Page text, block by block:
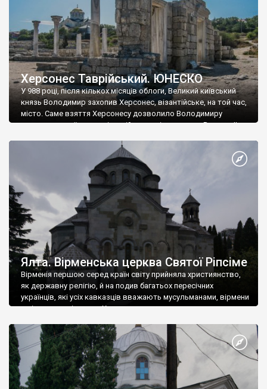
Херсонес Таврійський. ЮНЕСКО
У 988 році, після кількох місяців облоги, Великий київський
князь Володимир захопив Херсонес, візантійське, на той час,
місто. Саме взяття Херсонесу дозволило Володимиру
диктувати свої умови візантійському імператору Василю ІІ, та
Херсонесі Володимир-язичник, став Василем-християнином.
А потім було Хрещення Русі. На честь Херсонесу Таврійського
Ялта. Вірменська церква Святої Ріпсіме
Вірменія першою серед країн світу прийняла християнство,
як державну релігію, й на подив багатьох пересічних
українців, які усіх кавказців вважають мусульманами, вірмени
є відданими вірянами Христа